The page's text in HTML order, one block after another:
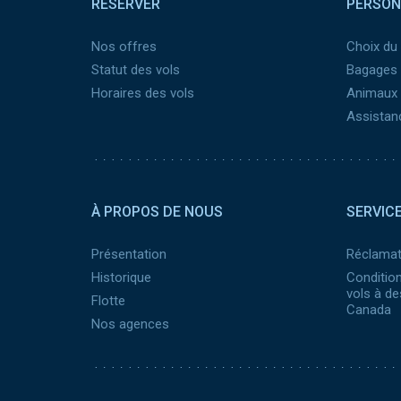
page
RESERVER
Nos offres
Statut des vols
Horaires des vols
Choix du
Bagages
Animaux
page
À PROPOS DE NOUS
Présentation
Historique
Flotte
Nos agences
vols à
Canada